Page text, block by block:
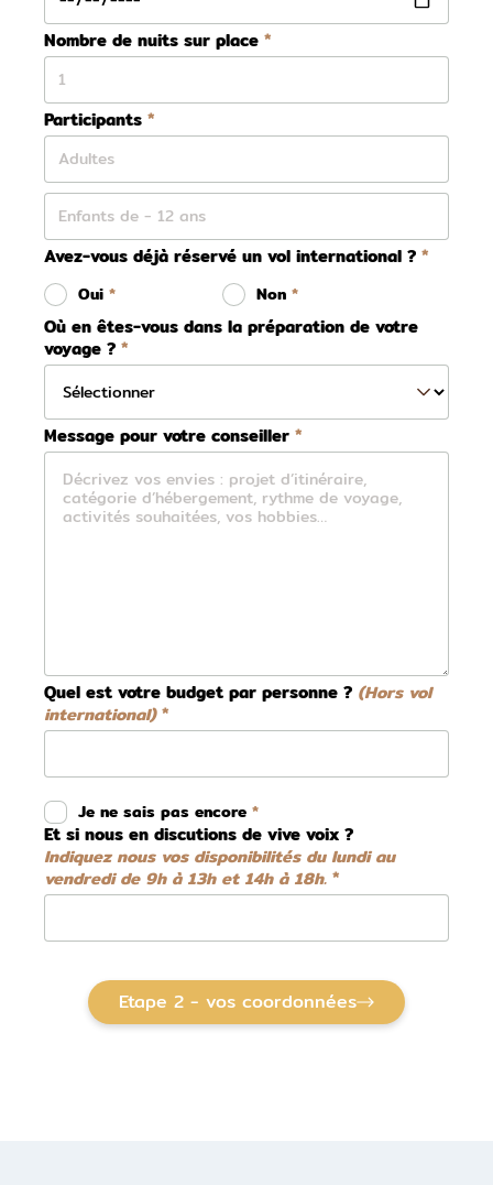
Nombre de nuits sur place
Participants
Avez-vous déjà réservé un vol international ?
Oui Non
Où en êtes-vous dans la préparation de votre
voyage ?
Message pour votre conseiller
Quel est votre budget par personne ? (Hors vol
international)
Je ne sais pas encore
Et si nous en discutions de vive voix ?
Indiquez nous vos disponibilités du lundi au
vendredi de 9h à 13h et 14h à 18h.
Etape 2 - vos coordonnées